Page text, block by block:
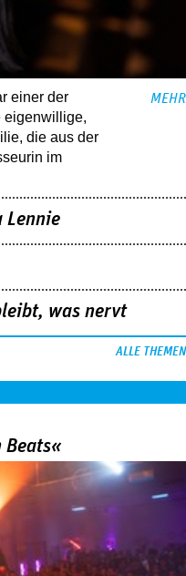
einer der
eigenwillige,
die aus der
im
MEHR
Lennie
was nervt
ALLE THEMEN
Beats«